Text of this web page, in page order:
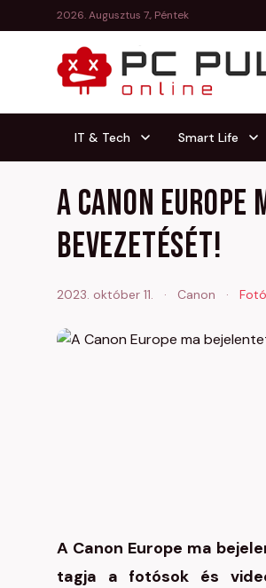
2026. Augusztus 7., Péntek
IT & Tech Smart Life
A Canon Europe
bevezetését!
2023. október 11. · Canon · Fotó
A Canon Europe ma
tagja a fotósok és